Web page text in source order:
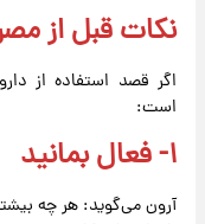
نکات قبل از
اگر قصد استفاده از
است:
۱- فعال بمانید
آرون می‌گوید: هر چه